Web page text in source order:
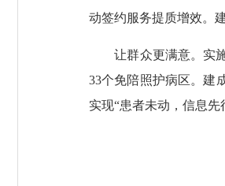
动签约服务提质增效。
让群众更满意。实施
33个免陪照护病区。建
实现“患者未动，信息先